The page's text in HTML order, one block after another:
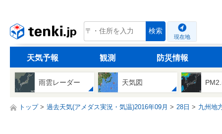
tenki.jp 検索
現在地
天気予報 観測 防災情報
雨雲レーダー 天気図
トップ 過去天気(アメダス実況・気温)2016年09月 28日 九州地